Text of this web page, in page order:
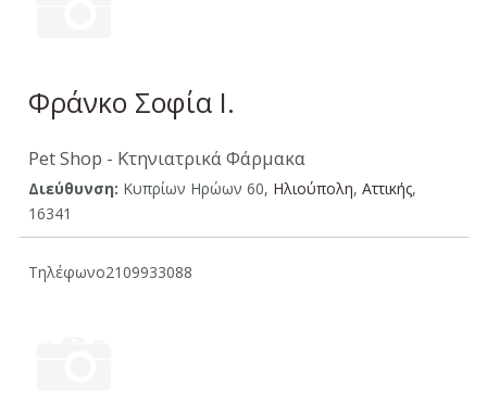
Φράνκο Σοφία Ι.
Pet Shop - Κτηνιατρικά Φάρμακα
Διεύθυνση: Κυπρίων Ηρώων 60, Ηλιούπολη, Aττικής,
16341
Τηλέφωνο2109933088